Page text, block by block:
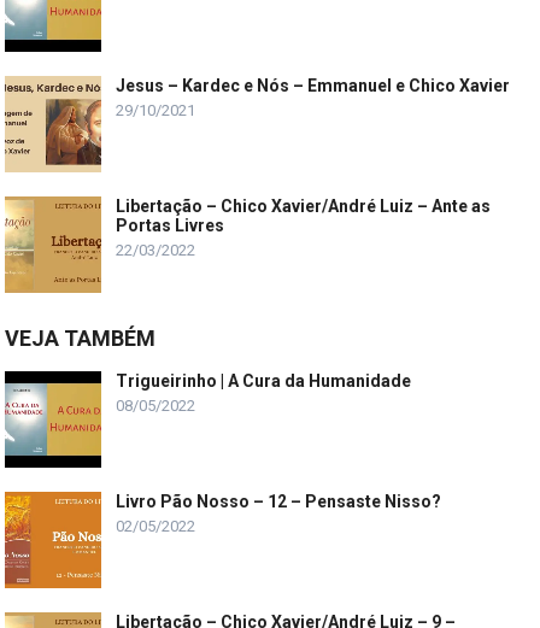
Jesus – Kardec e Nós – Emmanuel e Chico Xavier
29/10/2021
Libertação – Chico Xavier/André Luiz – Ante as
Portas Livres
22/03/2022
VEJA TAMBÉM
Trigueirinho | A Cura da Humanidade
08/05/2022
Livro Pão Nosso – 12 – Pensaste Nisso?
02/05/2022
Libertação – Chico Xavier/André Luiz – 9 –